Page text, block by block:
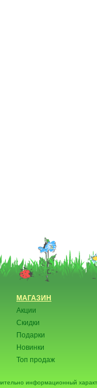
МАГАЗИН
Акции
Скидки
Подарки
Новинки
Топ продаж
информационный